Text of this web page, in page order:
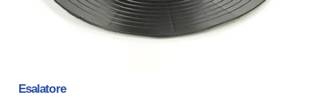
Esalatore